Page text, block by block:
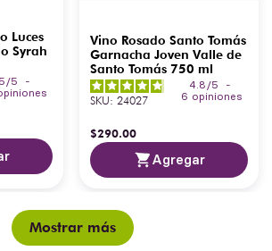
Luces
Syrah
5 /5
-
Vino Rosado Santo Tomás
Garnacha Joven Valle de
Santo Tomás 750 ml
4.8 /5
-
6 opiniones
SKU: 24027
$290.00
Agregar
Mostrar más